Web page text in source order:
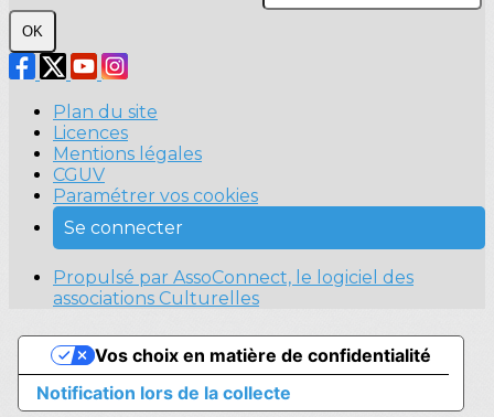
OK
Plan du site
Licences
Mentions légales
CGUV
Paramétrer vos cookies
Se connecter
Propulsé par AssoConnect, le logiciel des
associations Culturelles
Notification lors de la collecte
Vos choix en matière de confidentialité